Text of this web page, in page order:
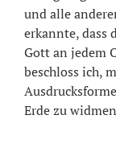
und alle
erkannte, dass
Gott an jedem
beschloss ich,
Erde zu